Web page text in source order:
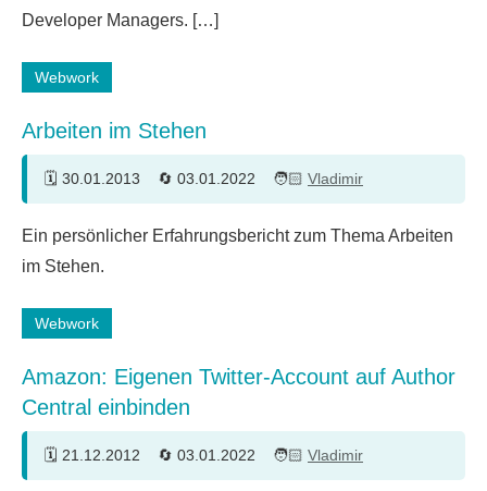
Developer Managers. […]
Webwork
Arbeiten im Stehen
30.01.2013 03.01.2022 Vladimir
Kommentare
Ein persönlicher Erfahrungsbericht zum Thema Arbeiten
im Stehen.
Webwork
Amazon: Eigenen Twitter-Account auf Author
Central einbinden
21.12.2012 03.01.2022 Vladimir